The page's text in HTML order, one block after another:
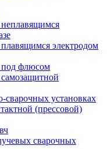
электродом
под флюсом
установках
(прессовой)
сварочных